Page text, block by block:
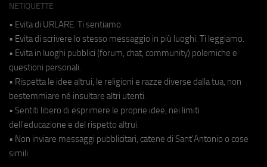
NETIQUETTE
• Evita di URLARE. Ti sentiamo.
• Evita di scrivere lo stesso messaggio in più luoghi. Ti leggiamo.
• Evita in luoghi pubblici (forum, chat, community) polemiche e
questioni personali.
• Rispetta le idee altrui, le religioni e razze diverse dalla tua, non
bestemmiare né insultare altri utenti.
• Sentiti libero di esprimere le proprie idee, nei limiti
dell'educazione e del rispetto altrui.
• Non inviare messaggi pubblicitari, catene di Sant'Antonio o cose
simili.